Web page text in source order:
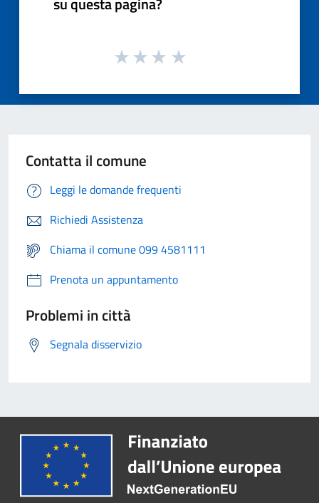
Contatta il comune
Leggi le domande frequenti
Richiedi Assistenza
Chiama il comune 099 4581111
Prenota un appuntamento
Problemi in città
Segnala disservizio